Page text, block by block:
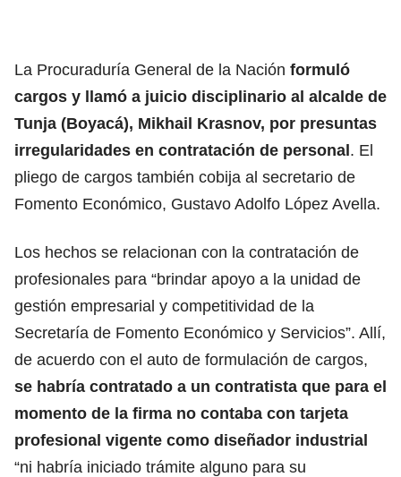
La Procuraduría General de la Nación formuló
cargos y llamó a juicio disciplinario al alcalde de
Tunja (Boyacá), Mikhail Krasnov, por presuntas
irregularidades en contratación de personal. El
pliego de cargos también cobija al secretario de
Fomento Económico, Gustavo Adolfo López Avella.
Los hechos se relacionan con la contratación de
profesionales para “brindar apoyo a la unidad de
gestión empresarial y competitividad de la
Secretaría de Fomento Económico y Servicios”. Allí,
de acuerdo con el auto de formulación de cargos,
se habría contratado a un contratista que para el
momento de la firma no contaba con tarjeta
profesional vigente como diseñador industrial
“ni habría iniciado trámite alguno para su